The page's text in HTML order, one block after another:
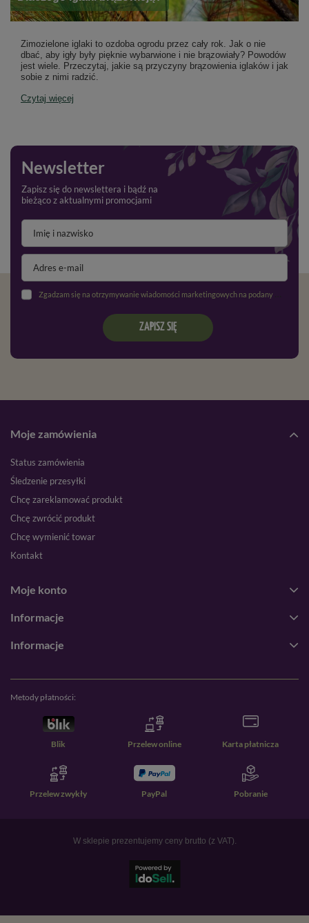
Zimozielone iglaki to ozdoba ogrodu przez cały rok. Jak o nie
dbać, aby igły były pięknie wybarwione i nie brązowiały? Powodów
jest wiele. Przeczytaj, jakie są przyczyny brązowienia iglaków i jak
sobie z nimi radzić.
Czytaj więcej
Newsletter
Zapisz się do newslettera i bądź na
bieżąco z aktualnymi promocjami
Zgadzam się na otrzymywanie wiadomości marketingowych na podany adres e-mail oraz przetwarzanie danych osobowych zgodnie z
ZAPISZ SIĘ
Moje zamówienia
Status zamówienia
Śledzenie przesyłki
Chcę zareklamować produkt
Chcę zwrócić produkt
Chcę wymienić towar
Kontakt
Moje konto
Informacje
Informacje
Metody płatności:
Blik Przelew online Karta płatnicza
Przelew zwykły PayPal Pobranie
W sklepie prezentujemy ceny brutto (z VAT).